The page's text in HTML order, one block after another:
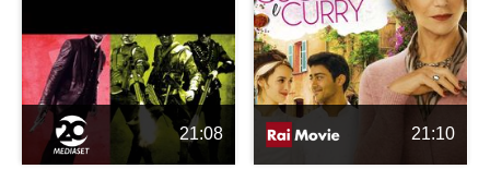
21:08 21:10